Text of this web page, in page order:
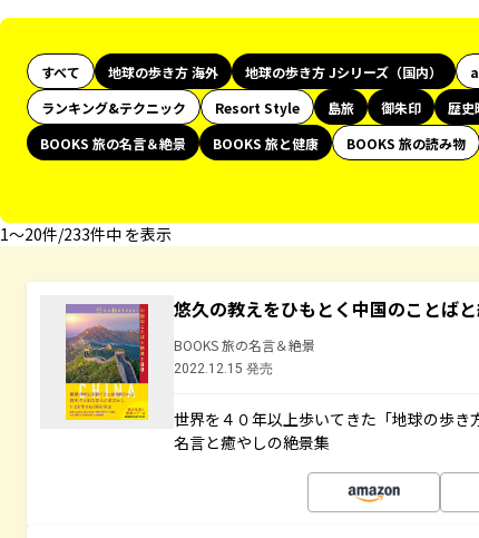
すべて 地球の歩き方 海外 地球の歩き方 Jシリーズ（国内）
ランキング&テクニック
Resort Style 島旅 御朱印 歴史
BOOKS 旅の名言＆絶景
BOOKS 旅と健康 BOOKS 旅の読み物
1〜20件/233件中 を表示
悠久の教えをひもとく中国のことば
BOOKS 旅の名言＆絶景
2022.12.15 発売
世界を４０年以上歩いてきた「地球の歩
名言と癒やしの絶景集